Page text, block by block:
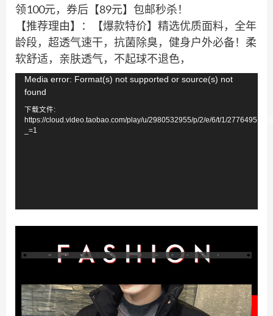
领100元，券后【89元】包邮秒杀！
【推荐理由】：【爆款特价】精选优质面料，全年
龄段，超透气速干，抗菌除臭，健身户外必备！柔
软舒适，亲肤透气，不起球不退色，
视
频
Media error: Format(s) not supported or source(s) not
found
下载文件:
https://cloud.video.taobao.com/play/u/2980532955/p/2/e/6/t/1/
_=1